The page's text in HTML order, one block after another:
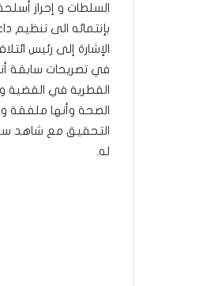
السلطات و إحراز
الإشارة إلى رئيس
في تصريحات سابقة
القطرية في القضية
الصحة وأنها ملفقة
التحقيق مع شاهد
له.